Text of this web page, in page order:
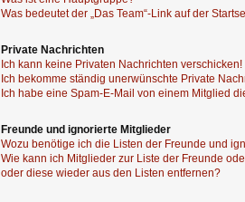
Was bedeutet der „Das Team“-Link auf der
Private Nachrichten
Ich kann keine Privaten Nachrichten verschicken!
Ich bekomme ständig unerwünschte Private
Ich habe eine Spam-E-Mail von einem Mitglied
Freunde und ignorierte Mitglieder
Wozu benötige ich die Listen der Freunde und
Wie kann ich Mitglieder zur Liste der Freunde
oder diese wieder aus den Listen entfernen?